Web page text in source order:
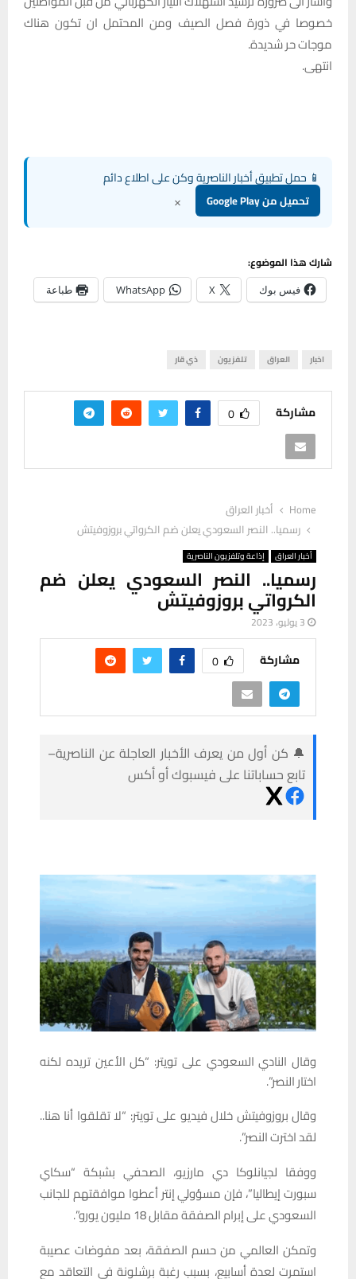
خصوصا في ذورة فصل الصيف ومن المحتمل ان تكون هناك
موجات حر شديدة.
انتهى.
📱 حمل تطبيق أخبار الناصرية وكن على اطلاع دائم
تحميل من Google Play ×
شارك هذا الموضوع:
فيس بوك X
WhatsApp طباعة
اخبار العراق تلفزيون ذي قار
مشاركة 0
Home
أخبار العراق
رسميا.. النصر السعودي يعلن ضم الكرواتي بروزوفيتش
أخبار العراق إذاعة وتلفزيون الناصرية
رسميا.. النصر السعودي يعلن ضم
الكرواتي بروزوفيتش
3 يوليو، 2023
مشاركة 0
🔔 كن أول من يعرف الأخبار العاجلة عن الناصرية–
تابع حساباتنا على فيسبوك أو أكس
وقال النادي السعودي على تويتر: “كل الأعين تريده لكنه
اختار النصر”.
وقال بروزوفيتش خلال فيديو على تويتر: “لا تقلقوا أنا هنا..
لقد اخترت النصر”.
ووفقا لجيانلوكا دي مارزيو، الصحفي بشبكة “سكاي
سبورت إيطاليا”، فإن مسؤولي إنتر أعطوا موافقتهم للجانب
السعودي على إبرام الصفقة مقابل 18 مليون يورو”.
وتمكن العالمي من حسم الصفقة، بعد مفوضات عصيبة
استمرت لعدة أسابيع، بسبب رغبة برشلونة في التعاقد مع